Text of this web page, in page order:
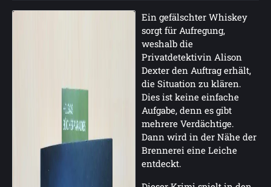
Ein gefälschter Whiskey
sorgt für Aufregung,
weshalb die
Privatdetektivin Alison
Dexter den Auftrag erhält,
die Situation zu klären.
Dies ist keine einfache
Aufgabe, denn es gibt
mehrere Verdächtige.
Dann wird in der Nähe der
Brennerei eine Leiche
entdeckt.